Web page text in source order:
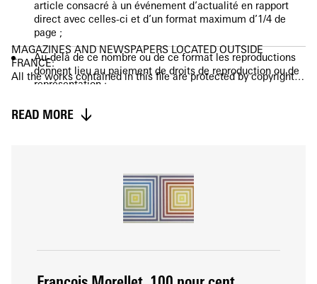
article consacré à un événement d’actualité en rapport
direct avec celles-ci et d’un format maximum d’1/4 de
page ;
Au-delà de ce nombre ou de ce format les reproductions
donnent lieu au paiement de droits de reproduction ou de
représentation ;
Toute reproduction en couverture ou à la une devra faire
l’objet d’une demande d’autorisation auprès du Service de
claire et lisible, du titre de l’œuvre, du nom de l’auteur et
de la mention de réserve « © ADAGP, Paris » suivie de
l’année de publication, et ce quelle que soit la provenance
de l’image ou le lieu de conservation de l’œuvre. Ces
MAGAZINES AND NEWSPAPERS LOCATED OUTSIDE
FRANCE:
All the works contained in this file are protected by copyright.
for permission to ADAGP’s sister societies.
READ MORE